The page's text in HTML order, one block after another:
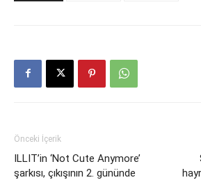
Önceki İçerik
ILLIT’in ‘Not Cute Anymore’
şarkısı, çıkışının 2. gününde